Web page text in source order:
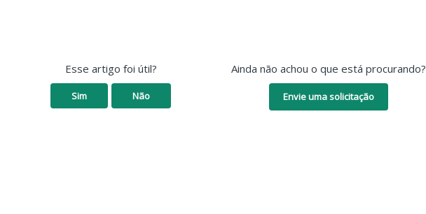
Esse artigo foi útil?
Sim Não
Ainda não achou o que está procurando?
Envie uma solicitação